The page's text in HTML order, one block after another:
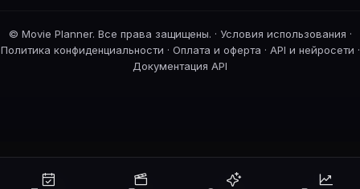
© Movie Planner. Все права защищены. · Условия использования ·
Политика конфиденциальности · Оплата и оферта · API и нейросети ·
Документация API